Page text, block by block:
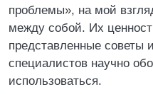
проблемы», на мой
между собой. Их
представленные советы
специалистов научно
использоваться.